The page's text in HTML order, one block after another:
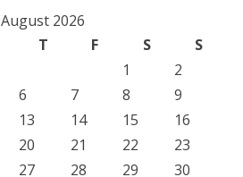
August 2026
T F S
S
1
2
6 7 8
9
13 14 15
16
20 21 22
23
27 28 29 30